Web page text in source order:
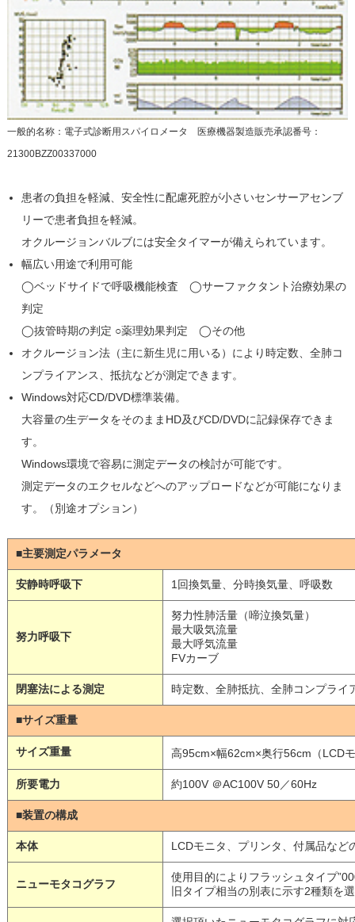
一般的名称：電子式診断用スパイロメータ 医療機器製造販売承認番号：
21300BZZ00337000
患者の負担を軽減、安全性に配慮死腔が⼩さいセンサーアセンブ
リーで患者負担を軽減。
オクルージョンバルブには安全タイマーが備えられています。
幅広い⽤途で利⽤可能
◯ベッドサイドで呼吸機能検査 ◯サーファクタント治療効果の
判定
◯抜管時期の判定 ○薬理効果判定 ◯その他
オクルージョン法（主に新生児に用いる）により時定数、全肺コ
ンプライアンス、抵抗などが測定できます。
Windows対応CD/DVD標準装備。
⼤容量の⽣データをそのままHD及びCD/DVDに記録保存できま
す。
Windows環境で容易に測定データの検討が可能です。
測定データのエクセルなどへのアップロードなどが可能になりま
す。（別途オプション）
■主要測定パラメータ
安静時呼吸下 1回換気量、分時換気量、呼吸数
努⼒呼吸下
努⼒性肺活量（啼泣換気量）
最⼤吸気流量
最⼤呼気流量
FVカーブ
閉塞法による測定 時定数、全肺抵抗、全肺コンプライ
■サイズ重量
サイズ重量 ⾼95cm×幅62cm×奥⾏56cm（LCD
所要電⼒ 約100V ＠AC100V 50／60Hz
■装置の構成
本体 LCDモニタ、プリンタ、付属品など
ニューモタコグラフ
使⽤目的によりフラッシュタイプ
旧タイプ相当の別表に⽰す2種類を